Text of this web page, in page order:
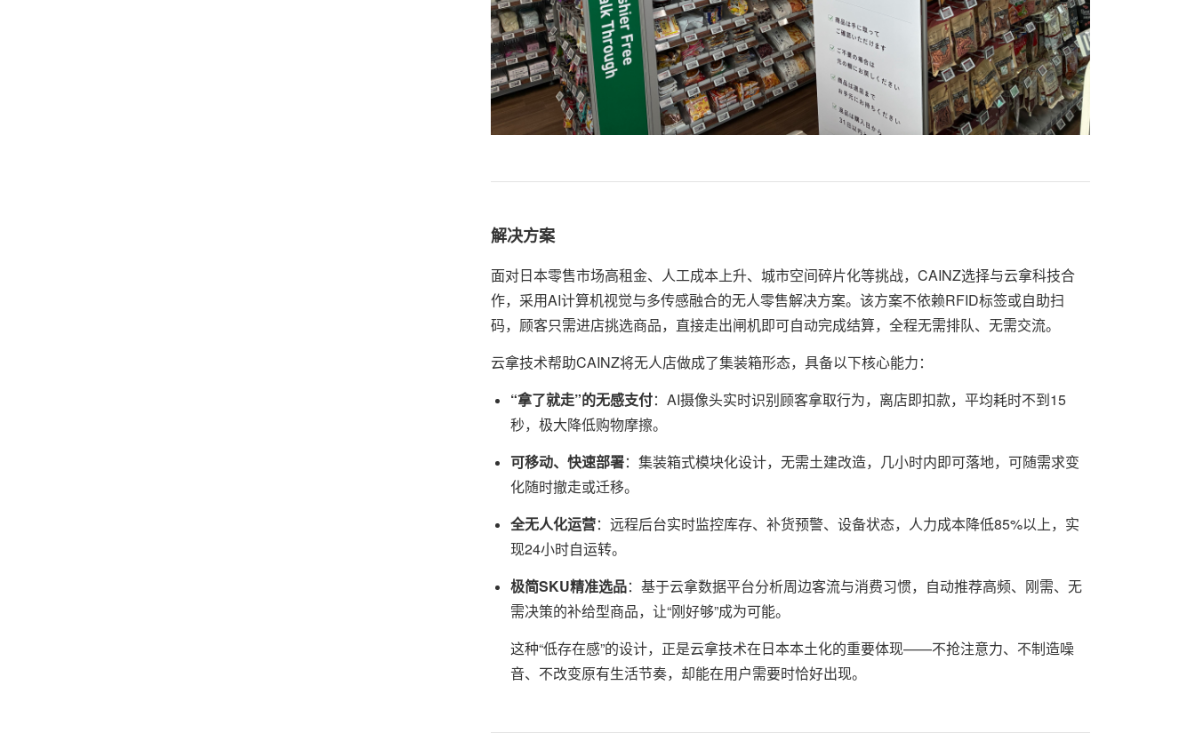
解决方案
面对日本零售市场高租金、人工成本上升、城市空间碎片化等挑战，CAINZ选择与云拿科技合
作，采用AI计算机视觉与多传感融合的无人零售解决方案。该方案不依赖RFID标签或自助扫
码，顾客只需进店挑选商品，直接走出闸机即可自动完成结算，全程无需排队、无需交流。
云拿技术帮助CAINZ将无人店做成了集装箱形态，具备以下核心能力：
“拿了就走”的无感支付：AI摄像头实时识别顾客拿取行为，离店即扣款，平均耗时不到15
秒，极大降低购物摩擦。
可移动、快速部署：集装箱式模块化设计，无需土建改造，几小时内即可落地，可随需求变
化随时撤走或迁移。
全无人化运营：远程后台实时监控库存、补货预警、设备状态，人力成本降低85%以上，实
现24小时自运转。
极简SKU精准选品：基于云拿数据平台分析周边客流与消费习惯，自动推荐高频、刚需、无
需决策的补给型商品，让“刚好够”成为可能。
这种“低存在感”的设计，正是云拿技术在日本本土化的重要体现——不抢注意力、不制造噪
音、不改变原有生活节奏，却能在用户需要时恰好出现。